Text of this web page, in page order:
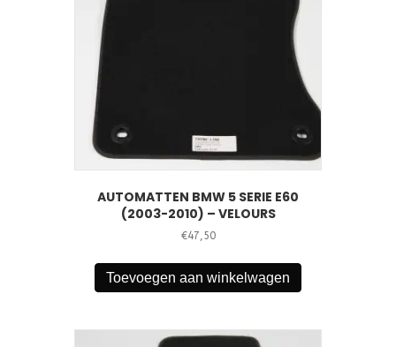
AUTOMATTEN BMW 5 SERIE E60
(2003-2010) – VELOURS
€47,50
Toevoegen aan winkelwagen